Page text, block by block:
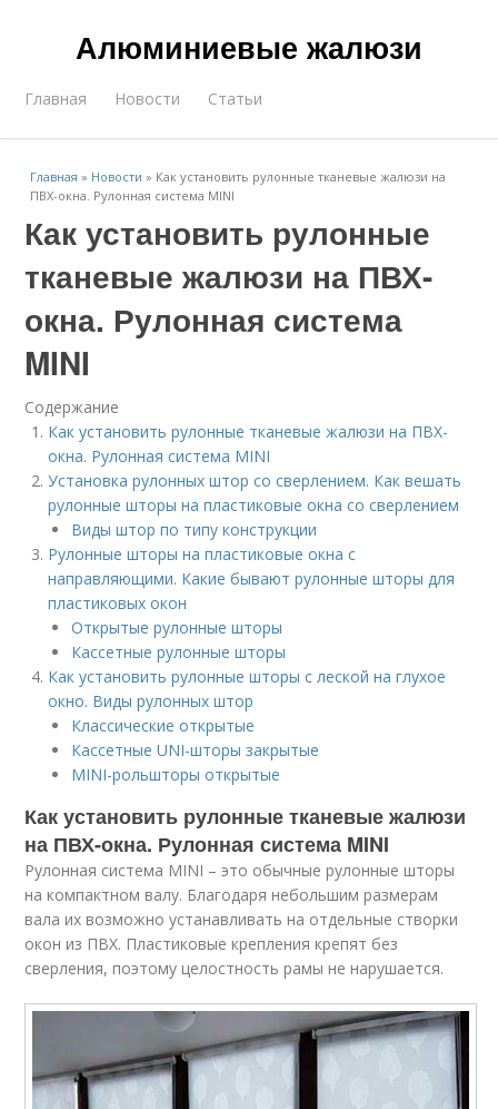
Алюминиевые жалюзи
Главная Новости Статьи
Главная » Новости » Как установить рулонные тканевые жалюзи на
ПВХ-окна. Рулонная система MINI
Как установить рулонные
тканевые жалюзи на ПВХ-
окна. Рулонная система
MINI
Содержание
Как установить рулонные тканевые жалюзи на ПВХ-
окна. Рулонная система MINI
Установка рулонных штор со сверлением. Как вешать
рулонные шторы на пластиковые окна со сверлением
Виды штор по типу конструкции
Рулонные шторы на пластиковые окна с
направляющими. Какие бывают рулонные шторы для
пластиковых окон
Открытые рулонные шторы
Кассетные рулонные шторы
Как установить рулонные шторы с леской на глухое
окно. Виды рулонных штор
Классические открытые
Кассетные UNI-шторы закрытые
MINI-рольшторы открытые
Как установить рулонные тканевые жалюзи
на ПВХ-окна. Рулонная система MINI
Рулонная система MINI – это обычные рулонные шторы
на компактном валу. Благодаря небольшим размерам
вала их возможно устанавливать на отдельные створки
окон из ПВХ. Пластиковые крепления крепят без
сверления, поэтому целостность рамы не нарушается.